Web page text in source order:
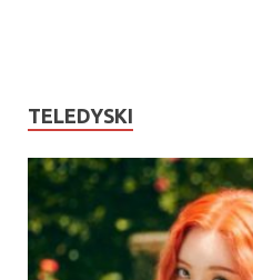
TELEDYSKI